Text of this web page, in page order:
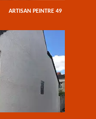
ARTISAN PEINTRE 49